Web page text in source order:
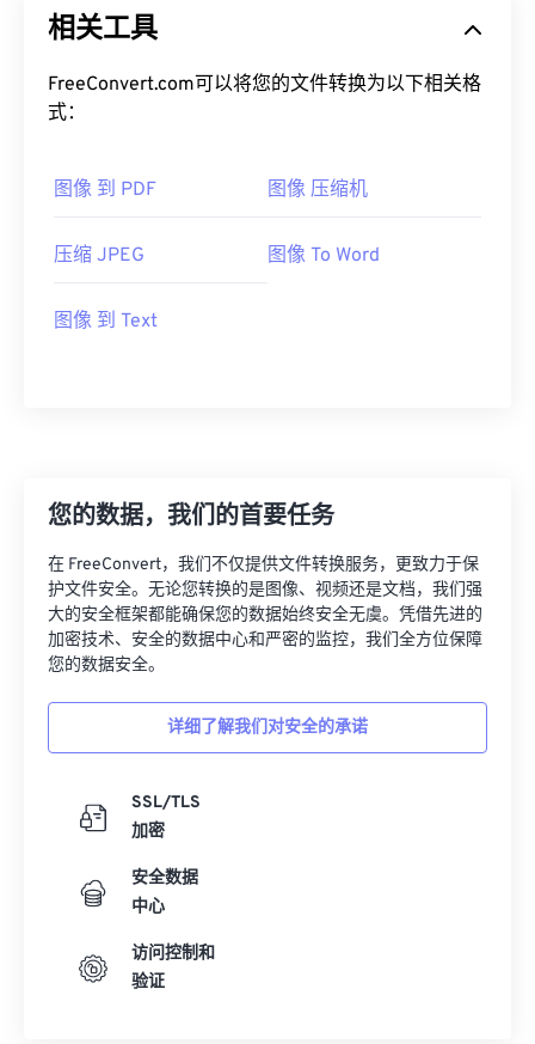
相关工具
FreeConvert.com可以将您的文件转换为以下相关格
式：
图像 到 PDF 图像 压缩机
压缩 JPEG 图像 To Word
图像 到 Text
您的数据，我们的首要任务
在 FreeConvert，我们不仅提供文件转换服务，更致力于保
护文件安全。无论您转换的是图像、视频还是文档，我们强
大的安全框架都能确保您的数据始终安全无虞。凭借先进的
加密技术、安全的数据中心和严密的监控，我们全方位保障
您的数据安全。
详细了解我们对安全的承诺
SSL/TLS
加密
安全数据
中心
访问控制和
验证